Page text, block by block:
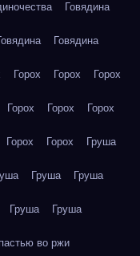
Говядина
Говядина
Горох Горох Горох
Горох Горох Горох
Горох Горох Груша
Груша Груша
Груша Груша
во ржи